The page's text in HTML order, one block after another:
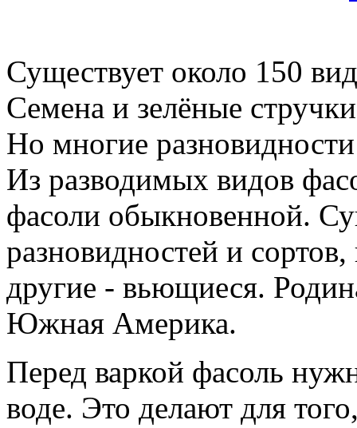
Существует около 150
Семена и зелёные
Но многие
Из разводимых видов
фасоли обыкновенной.
разновидностей и
другие - вьющиеся.
Южная Америка.
Перед варкой фасоль
воде. Это делают для